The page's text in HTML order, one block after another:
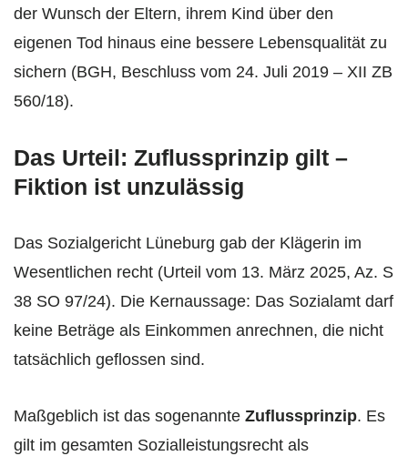
der Wunsch der Eltern, ihrem Kind über den
eigenen Tod hinaus eine bessere Lebensqualität zu
sichern (BGH, Beschluss vom 24. Juli 2019 – XII ZB
560/18).
Das Urteil: Zuflussprinzip gilt –
Fiktion ist unzulässig
Das Sozialgericht Lüneburg gab der Klägerin im
Wesentlichen recht (Urteil vom 13. März 2025, Az. S
38 SO 97/24). Die Kernaussage: Das Sozialamt darf
keine Beträge als Einkommen anrechnen, die nicht
tatsächlich geflossen sind.
Maßgeblich ist das sogenannte Zuflussprinzip. Es
gilt im gesamten Sozialleistungsrecht als